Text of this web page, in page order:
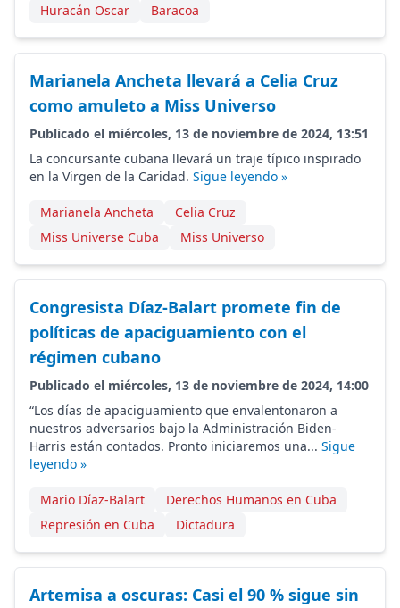
Huracán Oscar
Baracoa
Marianela Ancheta llevará a Celia Cruz
como amuleto a Miss Universo
Publicado el miércoles, 13 de noviembre de 2024, 13:51
La concursante cubana llevará un traje típico inspirado
en la Virgen de la Caridad. Sigue leyendo »
Marianela Ancheta
Celia Cruz
Miss Universe Cuba
Miss Universo
Congresista Díaz-Balart promete fin de
políticas de apaciguamiento con el
régimen cubano
Publicado el miércoles, 13 de noviembre de 2024, 14:00
“Los días de apaciguamiento que envalentonaron a
nuestros adversarios bajo la Administración Biden-
Harris están contados. Pronto iniciaremos una... Sigue
leyendo »
Mario Díaz-Balart
Derechos Humanos en Cuba
Represión en Cuba
Dictadura
Artemisa a oscuras: Casi el 90 % sigue sin